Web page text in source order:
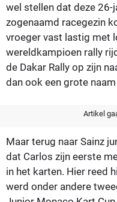
wel stellen dat deze 26-
zogenaamd racegezin
vroeger vast lastig met
wereldkampioen rally
de Dakar Rally op zijn
dan ook een grote
Artikel
Maar terug naar Sainz
dat Carlos zijn eerste
in het karten. Hier reed
werd onder andere